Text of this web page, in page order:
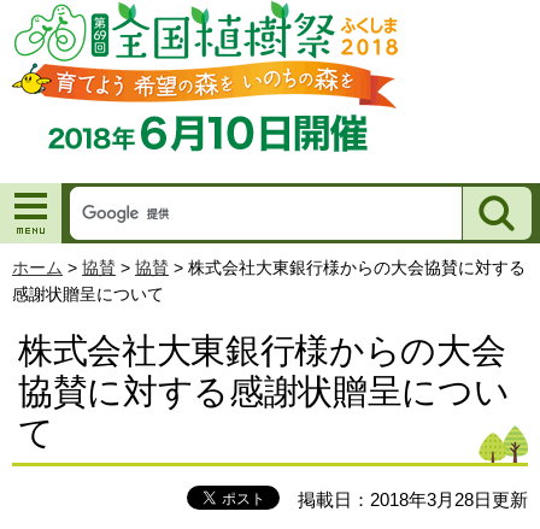
ホーム > 協賛 > 協賛 > 株式会社大東銀行様からの大会協賛に対する
感謝状贈呈について
株式会社大東銀行様からの大会
協賛に対する感謝状贈呈につい
て
掲載日：2018年3月28日更新